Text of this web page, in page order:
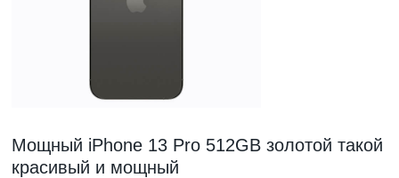
Мощный iPhone 13 Pro 512GB золотой такой
красивый и мощный